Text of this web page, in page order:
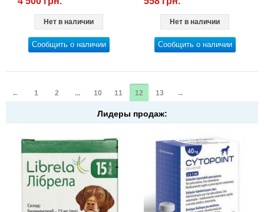
Нет в наличии
Сообщить о наличии
Нет в наличии
Сообщить о наличии
← 1 2 ... 10 11 12 13 →
Лидеры продаж: